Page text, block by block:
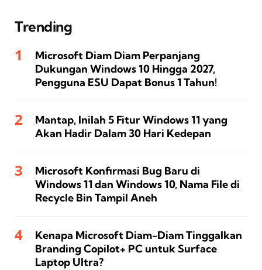
Trending
Microsoft Diam Diam Perpanjang
Dukungan Windows 10 Hingga 2027,
Pengguna ESU Dapat Bonus 1 Tahun!
Mantap, Inilah 5 Fitur Windows 11 yang
Akan Hadir Dalam 30 Hari Kedepan
Microsoft Konfirmasi Bug Baru di
Windows 11 dan Windows 10, Nama File di
Recycle Bin Tampil Aneh
Kenapa Microsoft Diam-Diam Tinggalkan
Branding Copilot+ PC untuk Surface
Laptop Ultra?